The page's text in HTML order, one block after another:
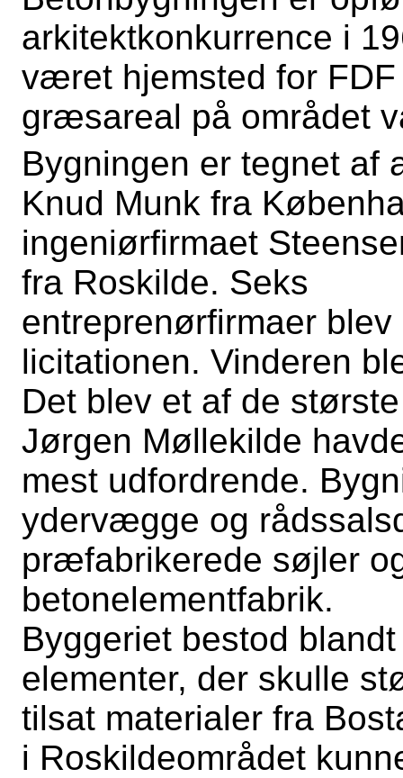
arkitektkonkurrence i
været hjemsted for
græsareal på området
Bygningen er tegnet af
Knud Munk fra
ingeniørfirmaet
fra Roskilde. Seks
entreprenørfirmaer
licitationen. Vinderen
Det blev et af de
Jørgen Møllekilde
mest udfordrende.
ydervægge og
præfabrikerede søjler
betonelementfabrik.
Byggeriet bestod
elementer, der skulle
tilsat materialer fra
i Roskildeområdet